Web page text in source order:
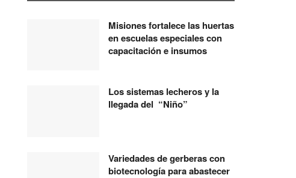
Misiones fortalece las huertas
en escuelas especiales con
capacitación e insumos
Los sistemas lecheros y la
llegada del “Niño”
Variedades de gerberas con
biotecnología para abastecer